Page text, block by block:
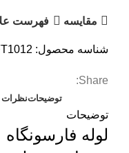
مقایسه فهرست
شناسه محصول:
Share:
توضیحاتنظرات
توضیحات